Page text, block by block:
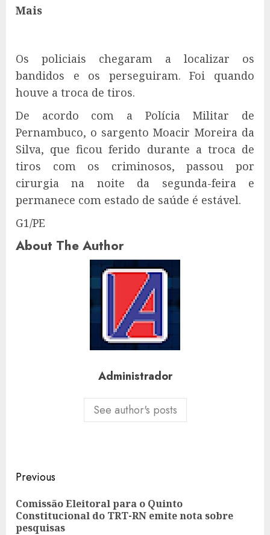
Mais
Os policiais chegaram a localizar os
bandidos e os perseguiram. Foi quando
houve a troca de tiros.
De acordo com a Polícia Militar de
Pernambuco, o sargento Moacir Moreira da
Silva, que ficou ferido durante a troca de
tiros com os criminosos, passou por
cirurgia na noite da segunda-feira e
permanece com estado de saúde é estável.
G1/PE
About The Author
Administrador
See author's posts
Post
navigation
Previous
Comissão Eleitoral para o Quinto
Constitucional do TRT-RN emite nota sobre
pesquisas